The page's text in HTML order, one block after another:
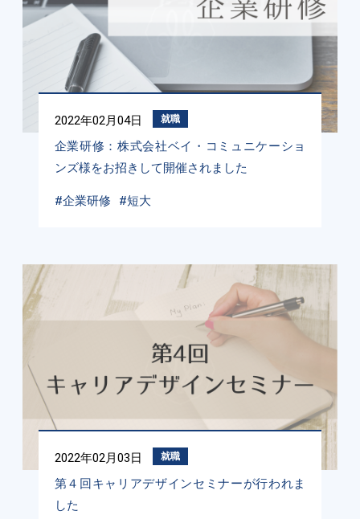
2022年02月04日 就職
企業研修：株式会社ベイ・コミュニケーショ
ンズ様をお招きして開催されました
#企業研修 #短大
2022年02月03日 就職
第４回キャリアデザインセミナーが行われま
した